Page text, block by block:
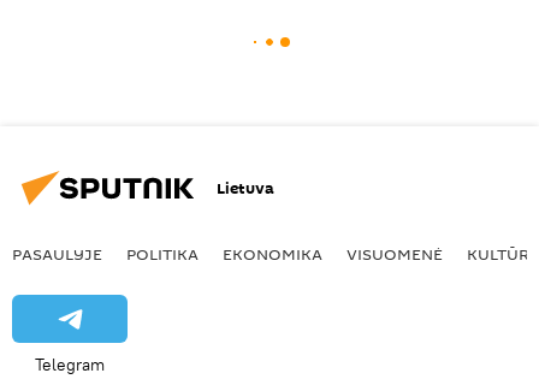
Lietuva
PASAULYJE POLITIKA EKONOMIKA VISUOMENĖ KULTŪRA
Telegram